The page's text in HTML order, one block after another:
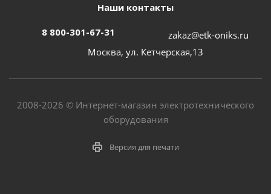
Наши контакты
8 800-301-67-31
zakaz@etk-oniks.ru
Москва, ул. Кетчерская,13
2008-2026 © Интернет-магазин электротехнического
оборудования
Версия для печати